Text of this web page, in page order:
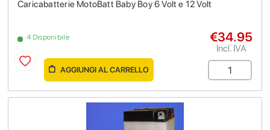
Caricabatterie MotoBatt Baby Boy 6 Volt e 12 Volt
4 Disponibile €34.95
Incl. IVA
AGGIUNGI AL CARRELLO